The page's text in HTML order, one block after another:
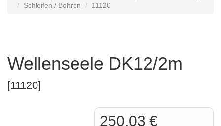
Schleifen / Bohren
11120
Wellenseele DK12/2m
[11120]
250,03 €